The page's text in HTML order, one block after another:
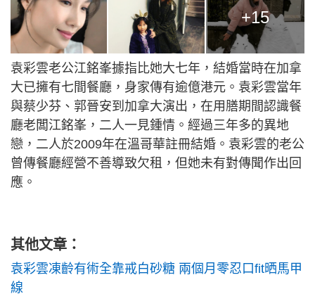
+15
袁彩雲老公江銘峯據指比她大七年，結婚當時在加拿
大已擁有七間餐廳，身家傳有逾億港元。袁彩雲當年
與蔡少芬、郭晉安到加拿大演出，在用膳期間認識餐
廳老闆江銘峯，二人一見鍾情。經過三年多的異地
戀，二人於2009年在溫哥華註冊結婚。袁彩雲的老公
曾傳餐廳經營不善導致欠租，但她未有對傳聞作出回
應。
其他文章：
袁彩雲凍齡有術全靠戒白砂糖 兩個月零忍口fit晒馬甲
線